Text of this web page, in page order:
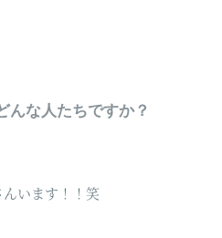
んな人たちですか？
います！！笑